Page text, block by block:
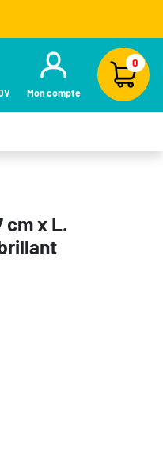
Mon compte
0
cm x L.